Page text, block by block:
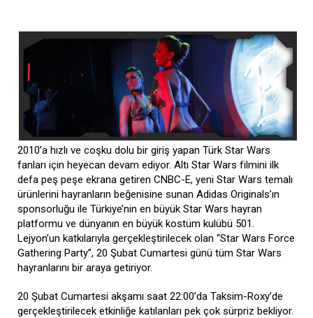
2010’a hızlı ve coşku dolu bir giriş yapan Türk Star Wars
fanları için heyecan devam ediyor. Altı Star Wars filmini ilk
defa peş peşe ekrana getiren CNBC-E, yeni Star Wars temalı
ürünlerini hayranların beğenisine sunan Adidas Originals’ın
sponsorluğu ile Türkiye’nin en büyük Star Wars hayran
platformu ve dünyanın en büyük kostüm kulübü 501.
Lejyon’un katkılarıyla gerçekleştirilecek olan “Star Wars Force
Gathering Party”, 20 Şubat Cumartesi günü tüm Star Wars
hayranlarını bir araya getiriyor.
20 Şubat Cumartesi akşamı saat 22:00’da Taksim-Roxy’de
gerçekleştirilecek etkinliğe katılanları pek çok sürpriz bekliyor.